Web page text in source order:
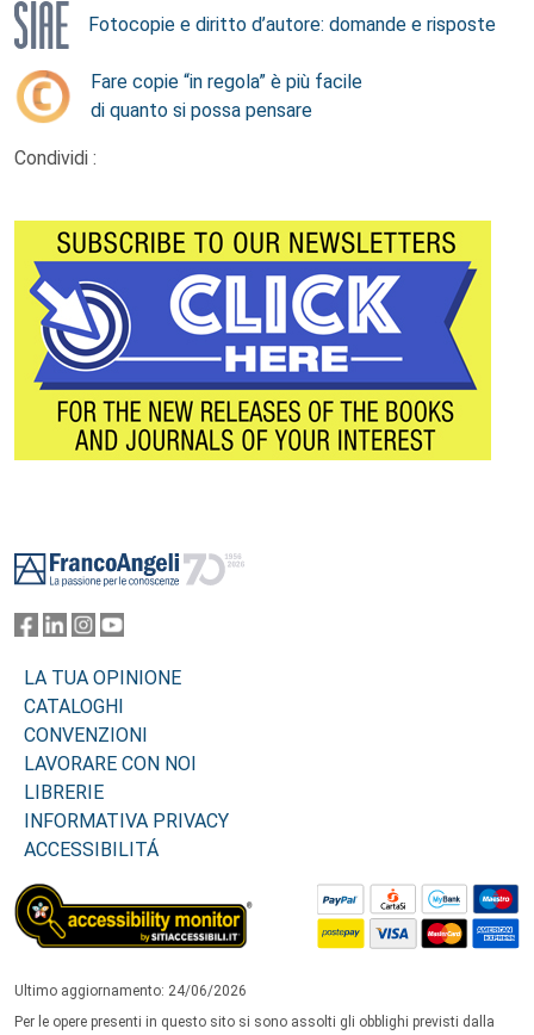
Fotocopie e diritto d’autore: domande e risposte
Fare copie “in regola” è più facile
di quanto si possa pensare
Condividi :
LA TUA OPINIONE
CATALOGHI
CONVENZIONI
LAVORARE CON NOI
LIBRERIE
INFORMATIVA PRIVACY
ACCESSIBILITÁ
Ultimo aggiornamento: 24/06/2026
Per le opere presenti in questo sito si sono assolti gli obblighi previsti dalla